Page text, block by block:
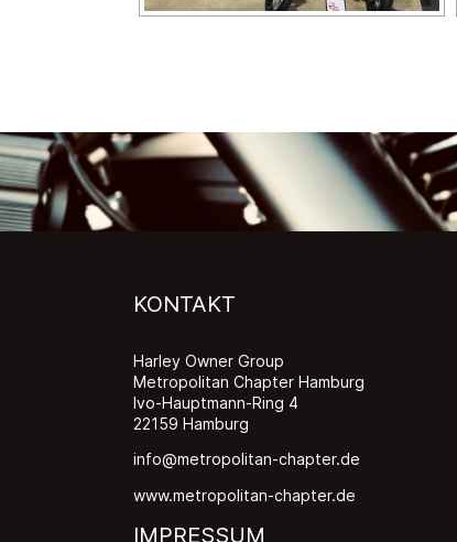
KONTAKT
Harley Owner Group
Metropolitan Chapter Hamburg
Ivo-Hauptmann-Ring 4
22159 Hamburg
info@metropolitan-chapter.de
www.metropolitan-chapter.de
IMPRESSUM